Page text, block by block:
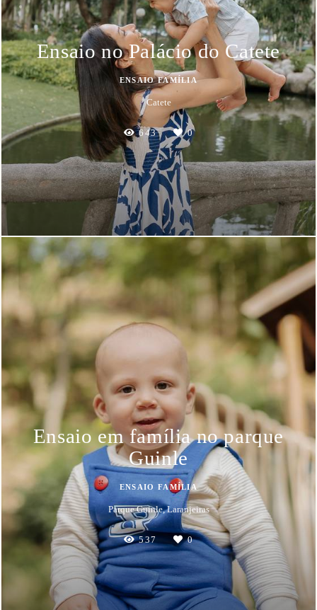
Ensaio no Palácio do Catete
ENSAIO FAMÍLIA
Catete
643 0
Ensaio em família no parque
Guinle
ENSAIO FAMÍLIA
Parque Guinle, Laranjeiras
537 0